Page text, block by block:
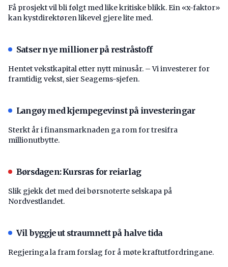
Få prosjekt vil bli følgt med like kritiske blikk. Ein «x-faktor»
kan kystdirektøren likevel gjere lite med.
Satser nye millioner på restråstoff
Hentet vekstkapital etter nytt minusår. – Vi investerer for
framtidig vekst, sier Seagems-sjefen.
Langøy med kjempegevinst på investeringar
Sterkt år i finansmarknaden ga rom for tresifra
millionutbytte.
Børsdagen: Kursras for reiarlag
Slik gjekk det med dei børsnoterte selskapa på
Nordvestlandet.
Vil byggje ut straumnett på halve tida
Regjeringa la fram forslag for å møte kraftutfordringane.